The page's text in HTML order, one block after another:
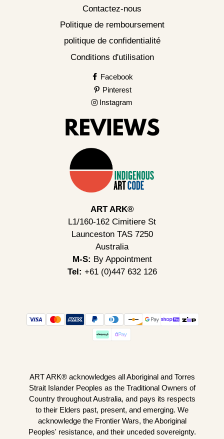
Contactez-nous
Politique de remboursement
politique de confidentialité
Conditions d'utilisation
Facebook
Pinterest
Instagram
ART ARK®
L1/160-162 Cimitiere St
Launceston TAS 7250
Australia
M-S: By Appointment
Tel: +61 (0)447 632 126
ART ARK® acknowledges all Aboriginal and Torres
Strait Islander Peoples as the Traditional Owners of
Country throughout Australia, and pays its respects
to their Elders past, present, and emerging. We
acknowledge the Frontier Wars, the Aboriginal
Peoples' resistance, and their unceded sovereignty.